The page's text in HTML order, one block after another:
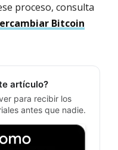
proceso, consulta
Bitcoin
artículo?
para recibir los
antes que nadie.